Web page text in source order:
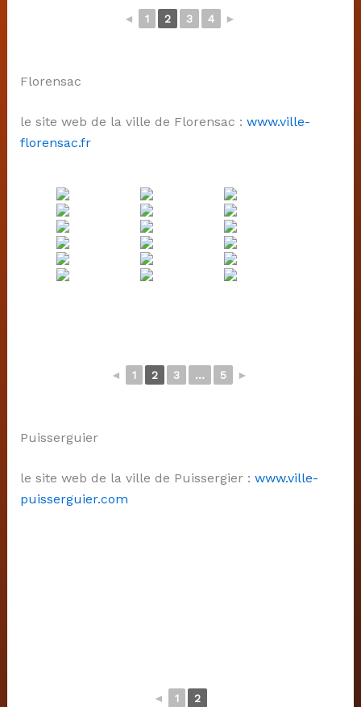
◄ 1 2 3 4 ►
Florensac
le site web de la ville de Florensac : www.ville-
florensac.fr
◄ 1 2 3 ... 5 ►
Puisserguier
le site web de la ville de Puissergier : www.ville-
puisserguier.com
◄ 1 2